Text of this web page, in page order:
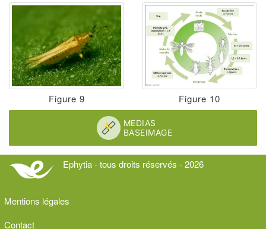
Figure 9 Figure 10
Ephytia - tous droits réservés - 2026
Mentions légales
Contact